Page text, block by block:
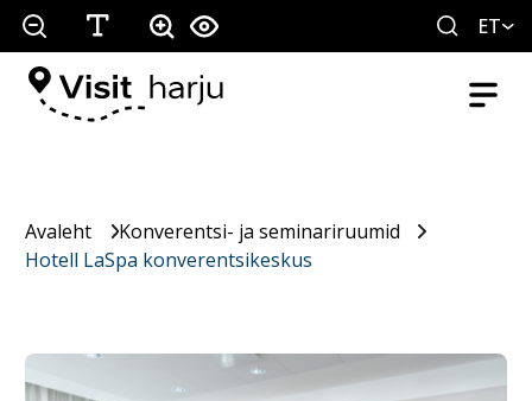
ET
Avaleht
Konverentsi- ja seminariruumid
Hotell LaSpa konverentsikeskus